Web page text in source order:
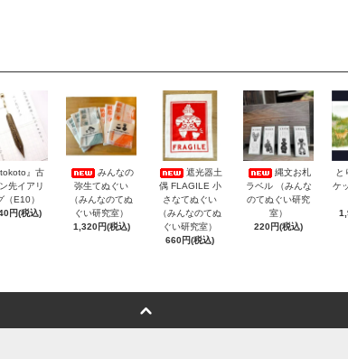
』古
先イアリ
（E10）
円(税込)
みんなの
弥生てぬぐい
（みんなのてぬ
ぐい研究室）
1,320円(税込)
遮光器土
偶 FLAGILE 小
さなてぬぐい
（みんなのてぬ
ぐい研究室）
660円(税込)
縄文お札
ラベル （みんな
のてぬぐい研究
室）
220円(税込)
と
ケ